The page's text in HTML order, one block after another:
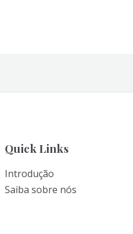
Quick Links
Introdução
Saiba sobre nós